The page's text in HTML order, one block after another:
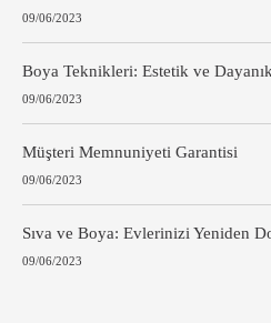
09/06/2023
Boya Teknikleri: Estetik ve
09/06/2023
Müşteri Memnuniyeti Garantisi
09/06/2023
Sıva ve Boya: Evlerinizi Yeniden
09/06/2023